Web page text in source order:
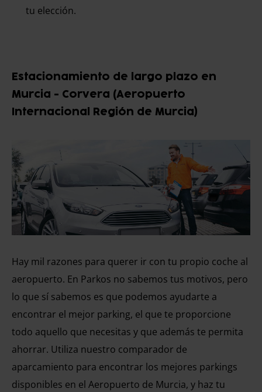
tu elección.
Estacionamiento de largo plazo en
Murcia - Corvera (Aeropuerto
Internacional Región de Murcia)
Hay mil razones para querer ir con tu propio coche al
aeropuerto. En Parkos no sabemos tus motivos, pero
lo que sí sabemos es que podemos ayudarte a
encontrar el mejor parking, el que te proporcione
todo aquello que necesitas y que además te permita
ahorrar. Utiliza nuestro comparador de
aparcamiento para encontrar los mejores parkings
disponibles en el Aeropuerto de Murcia, y haz tu